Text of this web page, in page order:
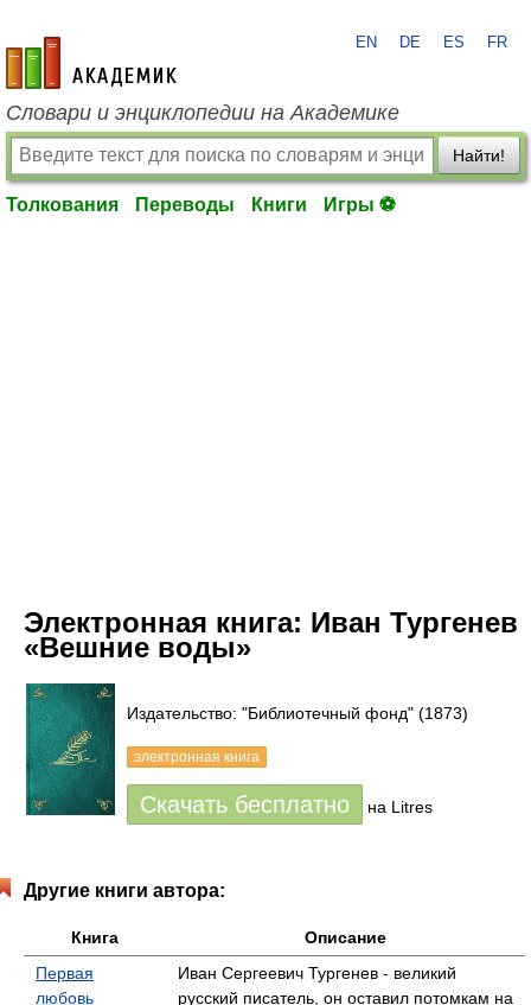
academic.ru
EN DE ES FR
Словари и энциклопедии на Академике
Найти!
Толкования Переводы Книги Игры ⚽
Электронная книга: Иван Тургенев
«Вешние воды»
Издательство: "Библиотечный фонд" (1873)
электронная книга
Скачать бесплатно на Litres
Другие книги автора:
Книга
Описание
Первая
любовь
Иван Сергеевич Тургенев - великий
русский писатель, он оставил потомкам на